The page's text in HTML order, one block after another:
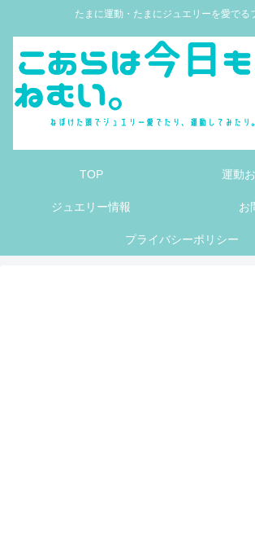
たまに運動・たまにジュエリーを愛でる
TOP 運動
ジュエリー情報 お
プライバシーポリシー